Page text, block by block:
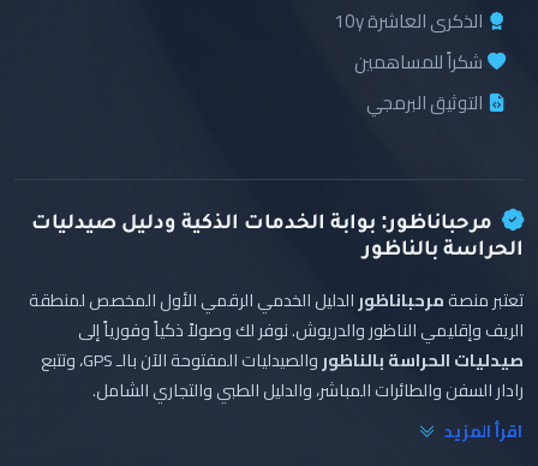
الذكرى العاشرة 10y
شكراً للمساهمين
التوثيق البرمجي
مرحباناظور: بوابة الخدمات الذكية ودليل صيدليات
الحراسة بالناظور
تعتبر منصةمرحباناظورالدليل الخدمي الرقمي الأول المخصص لمنطقة
الريف وإقليمي الناظور والدريوش. نوفر لك وصولاً ذكياً وفورياً إلى
صيدليات الحراسة بالناظور
والصيدليات المفتوحة الآن بالـ GPS، وتتبع
رادار السفن والطائرات المباشر، والدليل الطبي والتجاري الشامل.
اقرأ المزيد